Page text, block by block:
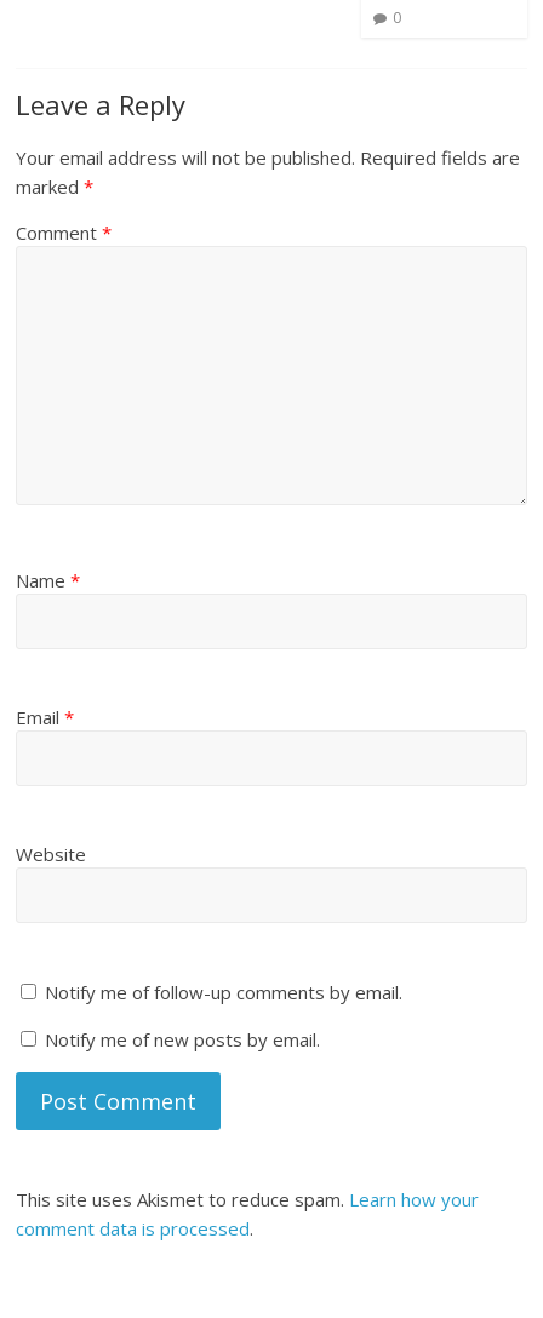
0
Leave a Reply
Your email address will not be published. Required fields are
marked*
Comment*
Name*
Email*
Website
Notify me of follow-up comments by email.
Notify me of new posts by email.
This site uses Akismet to reduce spam. Learn how your
comment data is processed.